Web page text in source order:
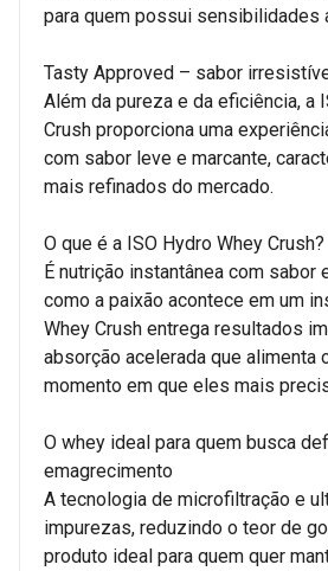
para quem possui sensibilidades
Tasty Approved – sabor
Além da pureza e da eficiência, a
Crush proporciona uma
com sabor leve e marcante,
mais refinados do mercado.
O que é a ISO Hydro Whey Crush?
É nutrição instantânea com sabor
como a paixão acontece em um
Whey Crush entrega resultados
absorção acelerada que alimenta
momento em que eles mais
O whey ideal para quem busca
emagrecimento
A tecnologia de microfiltração e
impurezas, reduzindo o teor de
produto ideal para quem quer